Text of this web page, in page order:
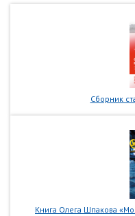
Сборник
Книга Олега Шпакова